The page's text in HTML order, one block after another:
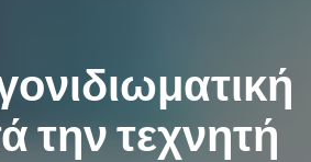
την τεχνητή